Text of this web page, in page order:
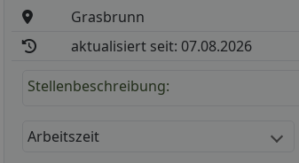
Grasbrunn
aktualisiert seit: 07.08.2026
Stellenbeschreibung:
Arbeitszeit